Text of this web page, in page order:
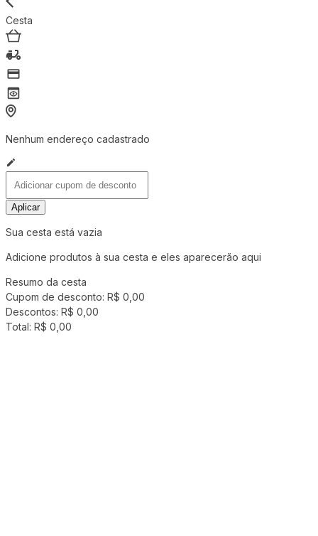
Cesta
Nenhum endereço cadastrado
Aplicar
Sua cesta está vazia
Adicione produtos à sua cesta e eles aparecerão aqui
Resumo da cesta
Cupom de desconto: R$ 0,00
Descontos: R$ 0,00
Total: R$ 0,00